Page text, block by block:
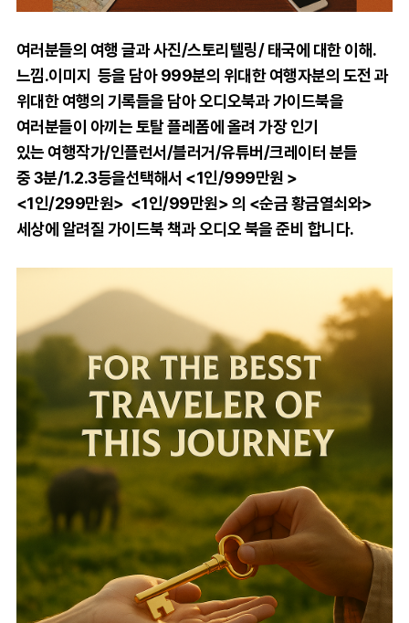
여러분들의 여행 글과 사진/스토리텔링/ 태국에 대한 이해.
느낌.이미지 등을 담아 999분의 위대한 여행자분의 도전 과
위대한 여행의 기록들을 담아오디오북과 가이드북을
여러분들이 아끼는 토탈 플레폼에 올려 가장 인기
있는여행작가/인플런서/블러거/유튜버/크레이터 분들
중3분/1.2.3등을선택해서 <1인/999만원 >
<1인/299만원> <1인/99만원> 의 <순금 황금열쇠와>
세상에 알려질 가이드북 책과 오디오 북을 준비 합니다.